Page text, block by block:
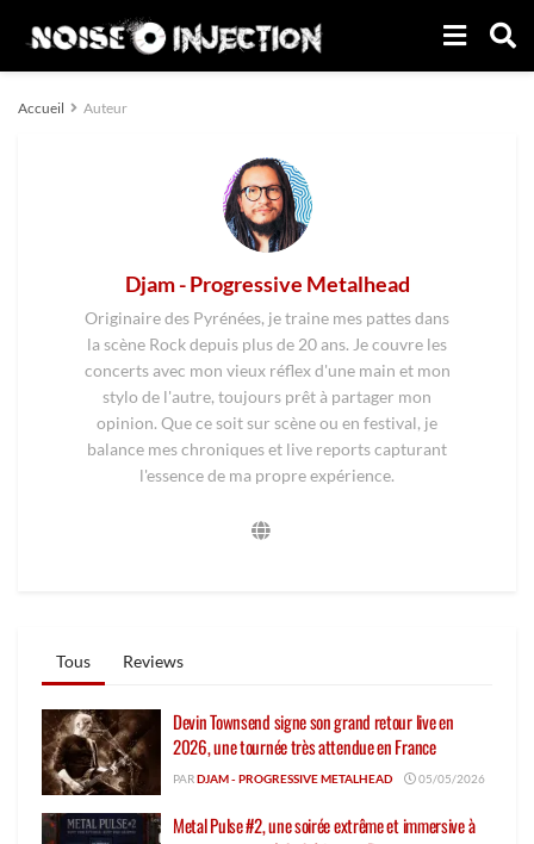
Accueil Auteur
Djam - Progressive Metalhead
Originaire des Pyrénées, je traine mes pattes dans
la scène Rock depuis plus de 20 ans. Je couvre les
concerts avec mon vieux réflex d'une main et mon
stylo de l'autre, toujours prêt à partager mon
opinion. Que ce soit sur scène ou en festival, je
balance mes chroniques et live reports capturant
l'essence de ma propre expérience.
Tous Reviews
Devin Townsend signe son grand retour live en
2026, une tournée très attendue en France
PARDJAM - PROGRESSIVE METALHEAD 05/05/2026
Metal Pulse #2, une soirée extrême et immersive à